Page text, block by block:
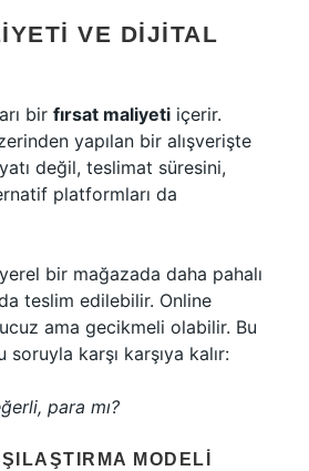
VE DIJITAL
bir fırsat maliyeti içerir.
yapılan bir alışverişte
değil, teslimat süresini,
platformları da
bir mağazada daha pahalı
teslim edilebilir. Online
ama gecikmeli olabilir. Bu
karşı karşıya kalır:
para mı?
MODELI